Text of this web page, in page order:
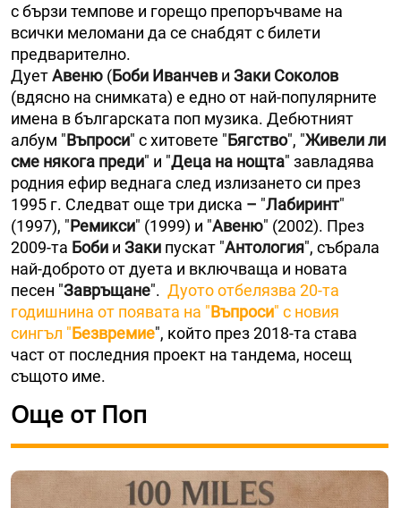
с бързи темпове и горещо препоръчваме на
всички меломани да се снабдят с билети
предварително.
ДуетАвеню (Боби Иванчев и Заки Соколов
(вдясно на снимката) е едно от най-популярните
имена в българската поп музика. Дебютният
албум "Въпроси" с хитовете "Бягство", "Живели ли
сме някога преди" и "Деца на нощта" завладява
родния ефир веднага след излизането си през
1995 г. Следват още три диска – "Лабиринт"
(1997), "Ремикси" (1999) и "Авеню" (2002). През
2009-та Боби и Заки пускат "Антология", събрала
най-доброто от дуета и включваща и новата
песен "Завръщане". Дуото отбелязва 20-та
годишнина от появата на "Въпроси" с новия
сингъл "Безвремие", който през 2018-та става
част от последния проект на тандема, носещ
същото име.
Още от Поп